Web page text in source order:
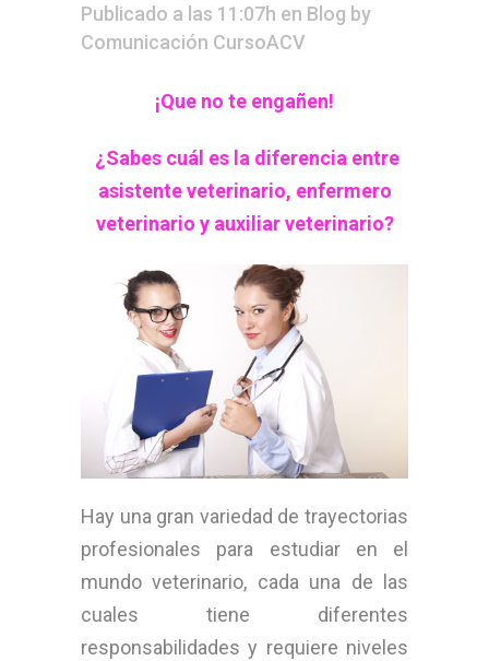
Publicado a las 11:07h en Blog by
Comunicación CursoACV
¡Que no te engañen!
¿Sabes cuál es la diferencia entre
asistente veterinario, enfermero
veterinario y auxiliar veterinario?
Hay una gran variedad de trayectorias
profesionales para estudiar en el
mundo veterinario, cada una de las
cuales tiene diferentes
responsabilidades y requiere niveles